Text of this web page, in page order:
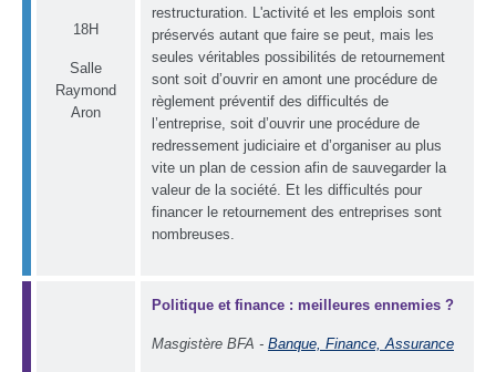
18H
Salle
Raymond
Aron
restructuration. L'activité et les emplois sont
préservés autant que faire se peut, mais les
seules véritables possibilités de retournement
sont soit d’ouvrir en amont une procédure de
règlement préventif des difficultés de
l’entreprise, soit d’ouvrir une procédure de
redressement judiciaire et d’organiser au plus
vite un plan de cession afin de sauvegarder la
valeur de la société. Et les difficultés pour
financer le retournement des entreprises sont
nombreuses.
Politique et finance : meilleures ennemies ?
Masgistère BFA - Banque, Finance, Assurance